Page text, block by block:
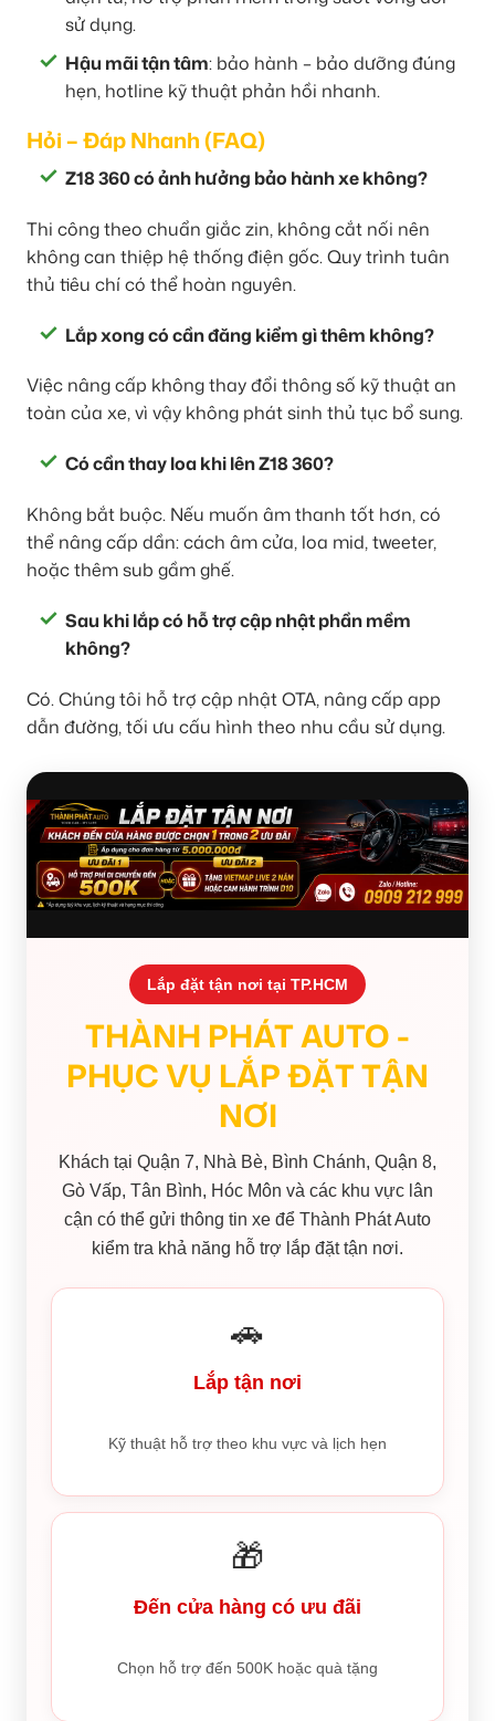
sử dụng.
Hậu mãi tận tâm: bảo hành – bảo dưỡng đúng
hẹn, hotline kỹ thuật phản hồi nhanh.
Hỏi – Đáp Nhanh (FAQ)
Z18 360 có ảnh hưởng bảo hành xe không?
Thi công theo chuẩn giắc zin, không cắt nối nên
không can thiệp hệ thống điện gốc. Quy trình tuân
thủ tiêu chí có thể hoàn nguyên.
Lắp xong có cần đăng kiểm gì thêm không?
Việc nâng cấp không thay đổi thông số kỹ thuật an
toàn của xe, vì vậy không phát sinh thủ tục bổ sung.
Có cần thay loa khi lên Z18 360?
Không bắt buộc. Nếu muốn âm thanh tốt hơn, có
thể nâng cấp dần: cách âm cửa, loa mid, tweeter,
hoặc thêm sub gầm ghế.
Sau khi lắp có hỗ trợ cập nhật phần mềm
không?
Có. Chúng tôi hỗ trợ cập nhật OTA, nâng cấp app
dẫn đường, tối ưu cấu hình theo nhu cầu sử dụng.
Lắp đặt tận nơi tại TP.HCM
THÀNH PHÁT AUTO -
PHỤC VỤ LẮP ĐẶT TẬN
NƠI
Khách tại Quận 7, Nhà Bè, Bình Chánh, Quận 8,
Gò Vấp, Tân Bình, Hóc Môn và các khu vực lân
cận có thể gửi thông tin xe để Thành Phát Auto
kiểm tra khả năng hỗ trợ lắp đặt tận nơi.
🚗
Lắp tận nơi
Kỹ thuật hỗ trợ theo khu vực và lịch hẹn
🎁
Đến cửa hàng có ưu đãi
Chọn hỗ trợ đến 500K hoặc quà tặng